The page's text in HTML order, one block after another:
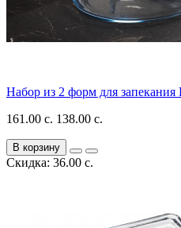
Набор из 2 форм для
161.00 с. 138.00 с.
В корзину
Скидка: 36.00 с.